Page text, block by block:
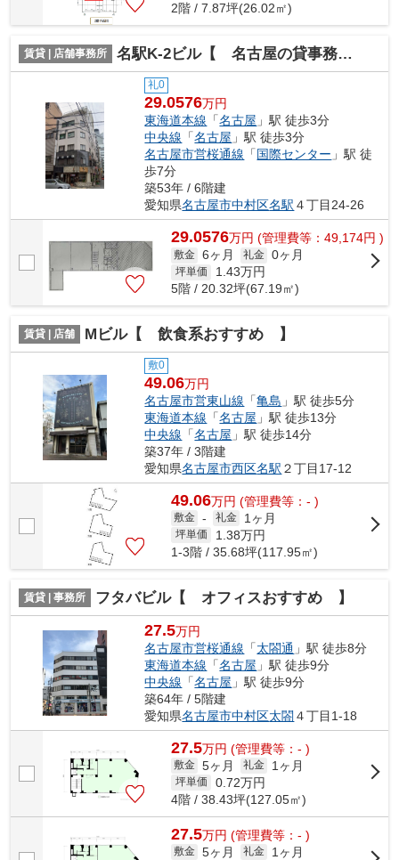
2階 / 7.87坪(26.02㎡)
賃貸 | 店舗事務所 名駅K-2ビル【 名古屋の貸事務所・貸オフィス 】
礼0
29.0576万円
東海道本線 「名古屋 」駅 徒歩3分
中央線 「名古屋 」駅 徒歩3分
名古屋市営桜通線 「国際センター 」駅 徒
歩7分
築53年 / 6階建
愛知県名古屋市中村区名駅 ４丁目24-26
29.0576万円 (管理費等：49,174円 )
敷金 6ヶ月 礼金 0ヶ月
坪単価 1.43万円
5階 / 20.32坪(67.19㎡)
賃貸 | 店舗 Mビル【 飲食系おすすめ 】
敷0
49.06万円
名古屋市営東山線 「亀島 」駅 徒歩5分
東海道本線 「名古屋 」駅 徒歩13分
中央線 「名古屋 」駅 徒歩14分
築37年 / 3階建
愛知県名古屋市西区名駅 ２丁目17-12
49.06万円 (管理費等：- )
敷金 - 礼金 1ヶ月
坪単価 1.38万円
1-3階 / 35.68坪(117.95㎡)
賃貸 | 事務所 フタバビル【 オフィスおすすめ 】
27.5万円
名古屋市営桜通線 「太閤通 」駅 徒歩8分
東海道本線 「名古屋 」駅 徒歩9分
中央線 「名古屋 」駅 徒歩9分
築64年 / 5階建
愛知県名古屋市中村区太閤 ４丁目1-18
27.5万円 (管理費等：- )
敷金 5ヶ月 礼金 1ヶ月
坪単価 0.72万円
4階 / 38.43坪(127.05㎡)
27.5万円 (管理費等：- )
敷金 5ヶ月 礼金 1ヶ月